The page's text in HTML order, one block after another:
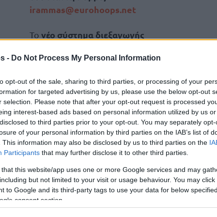
- Do Not Process My Personal Information
opt-out of the sale, sharing to third parties, or processing of your
for targeted advertising by us, please use the below opt-out
selection. Please note that after your opt-out request is processed
interest-based ads based on personal information utilized by us
to third parties prior to your opt-out. You may separately
of your personal information by third parties on the IAB’s list of
This information may also be disclosed by us to third parties on the
Participants that may further disclose it to other third parties.
that this website/app uses one or more Google services and may
but not limited to your visit or usage behaviour. You may
to Google and its third-party tags to use your data for below
consent section.
irammas@eurohoops.net
Το νέο σύστημα διεξαγωγής
η +1) από 16 χώρες, που θα
τεσσάρων. Οι καλύτερες 16 θα
συνεχίσουν στην postseason. Τα
playoffs θα διεξαχθούν με best-of-
ημιτελική και τελική φάση.
κι οΠΑΟΚγιαπρώτη φορά από το
με τις 31+1 ομάδες και συγκεκριμένα σε
.
το 2021 Μονακό, που παραμένει